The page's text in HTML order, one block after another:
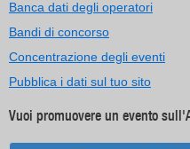
Banca dati degli operatori
Bandi di concorso
Concentrazione degli eventi
Pubblica i dati sul tuo sito
Vuoi promuovere un evento